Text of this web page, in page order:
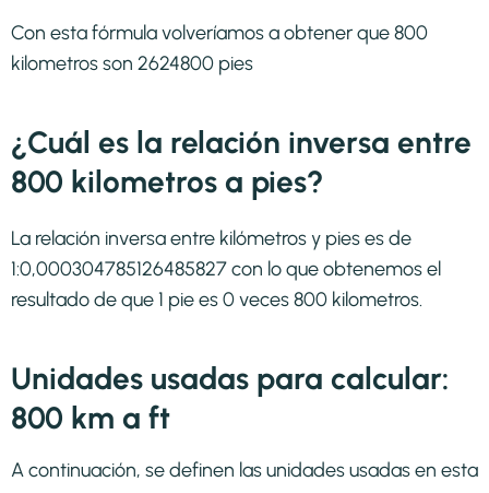
Con esta fórmula volveríamos a obtener que 800
kilometros son 2624800 pies
¿Cuál es la relación inversa entre
800 kilometros a pies?
La relación inversa entre kilómetros y pies es de
1:0,000304785126485827 con lo que obtenemos el
resultado de que 1 pie es 0 veces 800 kilometros.
Unidades usadas para calcular:
800 km a ft
A continuación, se definen las unidades usadas en esta